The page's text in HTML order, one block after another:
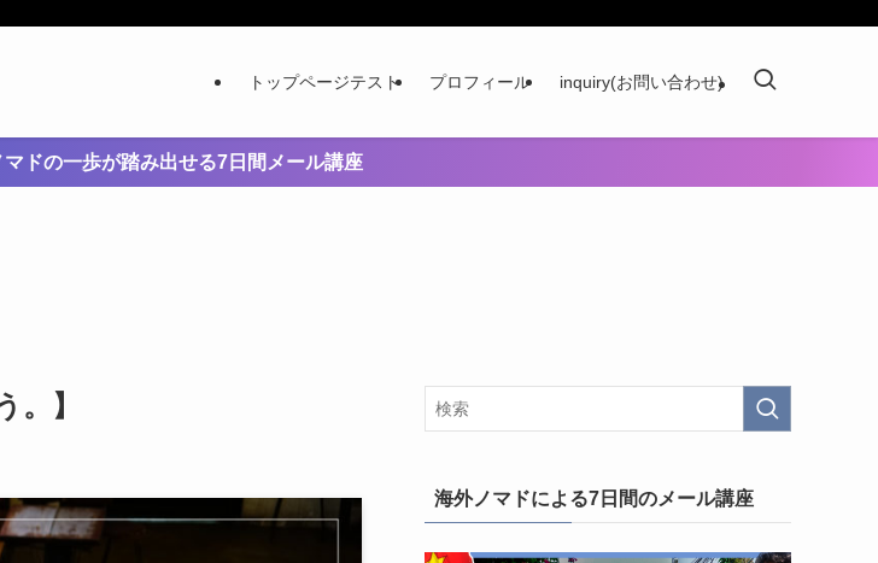
トップページテスト プロフィール inquiry(お問い合わせ)
ドの一歩が踏み出せる7日間メール講座
。】
海外ノマドによる7日間のメール講座